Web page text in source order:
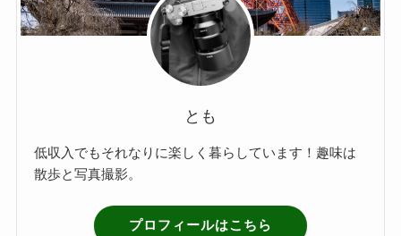
とも
低収入でもそれなりに楽しく暮らしています！趣味は
散歩と写真撮影。
プロフィールはこちら